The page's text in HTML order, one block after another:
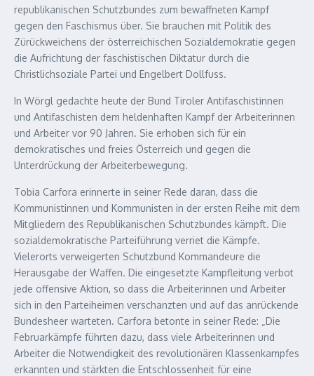
republikanischen Schutzbundes zum bewaffneten Kampf
gegen den Faschismus über. Sie brauchen mit Politik des
Zürückweichens der österreichischen Sozialdemokratie gegen
die Aufrichtung der faschistischen Diktatur durch die
Christlichsoziale Partei und Engelbert Dollfuss.
In Wörgl gedachte heute der Bund Tiroler Antifaschistinnen
und Antifaschisten dem heldenhaften Kampf der Arbeiterinnen
und Arbeiter vor 90 Jahren. Sie erhoben sich für ein
demokratisches und freies Österreich und gegen die
Unterdrückung der Arbeiterbewegung.
Tobia Carfora erinnerte in seiner Rede daran, dass die
Kommunistinnen und Kommunisten in der ersten Reihe mit dem
Mitgliedern des Republikanischen Schutzbundes kämpft. Die
sozialdemokratische Parteiführung verriet die Kämpfe.
Vielerorts verweigerten Schutzbund Kommandeure die
Herausgabe der Waffen. Die eingesetzte Kampfleitung verbot
jede offensive Aktion, so dass die Arbeiterinnen und Arbeiter
sich in den Parteiheimen verschanzten und auf das anrückende
Bundesheer warteten. Carfora betonte in seiner Rede: „Die
Februarkämpfe führten dazu, dass viele Arbeiterinnen und
Arbeiter die Notwendigkeit des revolutionären Klassenkampfes
erkannten und stärkten die Entschlossenheit für eine